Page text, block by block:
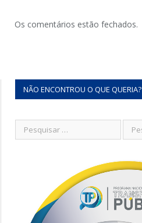
Os comentários estão fechados.
NÃO ENCONTROU O QUE QUERIA?